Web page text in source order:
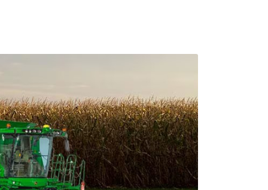
do tempo e recursos disponíveis, monitore o
e plante durante a janela ótima,
da sua produção. Aumente sua